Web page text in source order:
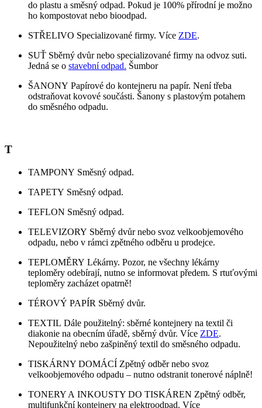
do plastu a směsný odpad. Pokud je 100% přírodní je možno
ho kompostovat nebo bioodpad.
STŘELIVO Specializované firmy. Více ZDE.
SUŤ Sběrný dvůr nebo specializované firmy na odvoz suti.
Jedná se o stavební odpad. Šumbor
ŠANONY Papírové do kontejneru na papír. Není třeba
odstraňovat kovové součásti. Šanony s plastovým potahem
do směsného odpadu.
T
TAMPONY Směsný odpad.
TAPETY Směsný odpad.
TEFLON Směsný odpad.
TELEVIZORY Sběrný dvůr nebo svoz velkoobjemového
odpadu, nebo v rámci zpětného odběru u prodejce.
TEPLOMĚRY Lékárny. Pozor, ne všechny lékárny
teploměry odebírají, nutno se informovat předem. S rtuťovými
teploměry zacházet opatrně!
TÉROVÝ PAPÍR Sběrný dvůr.
TEXTIL Dále použitelný: sběrné kontejnery na textil či
diakonie na obecním úřadě, sběrný dvůr. Více ZDE.
Nepoužitelný nebo zašpiněný textil do směsného odpadu.
TISKÁRNY DOMÁCÍ Zpětný odběr nebo svoz
velkoobjemového odpadu – nutno odstranit tonerové náplně!
TONERY A INKOUSTY DO TISKÁREN Zpětný odběr,
multifunkční kontejnery na elektroodpad. Více